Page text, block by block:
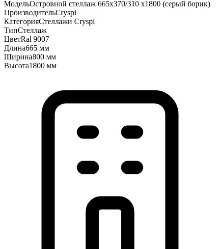
МодельОстровной стеллаж 665х370/310 х1800 (серый борик)
ПроизводительCryspi
КатегорияСтеллажи Cryspi
ТипСтеллаж
ЦветRal 9007
Длина665 мм
Ширина800 мм
Высота1800 мм